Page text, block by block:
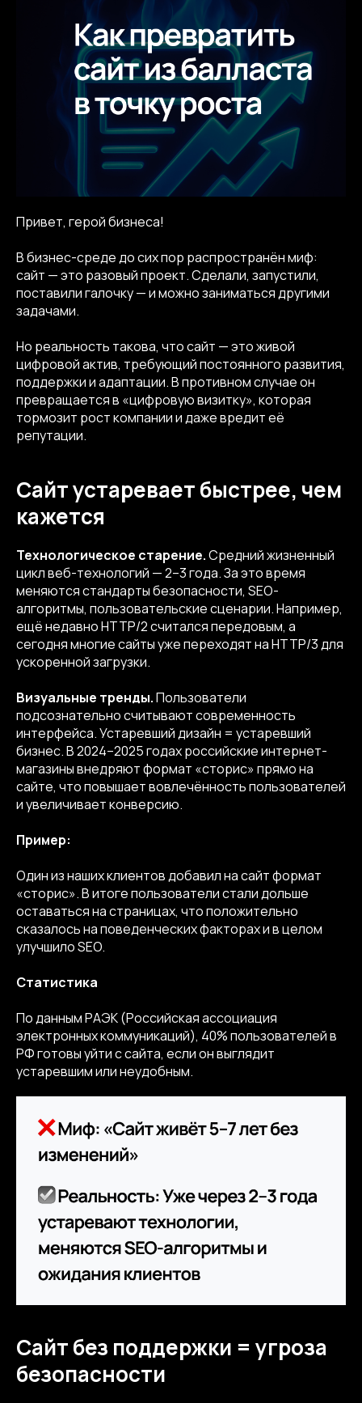
Привет, герой бизнеса!
В бизнес-среде до сих пор распространён миф:
сайт — это разовый проект. Сделали, запустили,
поставили галочку — и можно заниматься другими
задачами.
Но реальность такова, что сайт — это живой
цифровой актив, требующий постоянного развития,
поддержки и адаптации. В противном случае он
превращается в «цифровую визитку», которая
тормозит рост компании и даже вредит её
репутации.
Сайт устаревает быстрее, чем
кажется
Технологическое старение.Средний жизненный
цикл веб-технологий — 2–3 года. За это время
меняются стандарты безопасности, SEO-
алгоритмы, пользовательские сценарии. Например,
ещё недавно HTTP/2 считался передовым, а
сегодня многие сайты уже переходят на HTTP/3 для
ускоренной загрузки.
Визуальные тренды.Пользователи
подсознательно считывают современность
интерфейса. Устаревший дизайн = устаревший
бизнес. В 2024–2025 годах российские интернет-
магазины внедряют формат «сторис» прямо на
сайте, что повышает вовлечённость пользователей
и увеличивает конверсию.
Пример:
Один из наших клиентов добавил на сайт формат
«сторис». В итоге пользователи стали дольше
оставаться на страницах, что положительно
сказалось на поведенческих факторах и в целом
улучшило SEO.
Статистика
По данным РАЭК (Российская ассоциация
электронных коммуникаций), 40% пользователей в
РФ готовы уйти с сайта, если он выглядит
устаревшим или неудобным.
Сайт без поддержки = угроза
безопасности